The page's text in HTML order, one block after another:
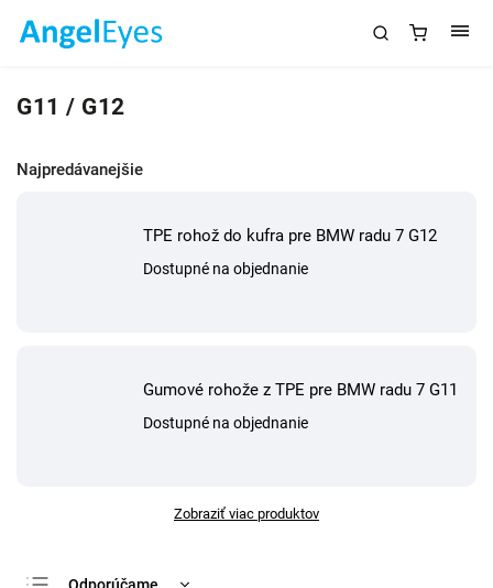
G11 / G12
Najpredávanejšie
TPE rohož do kufra pre BMW radu 7 G12
Dostupné na objednanie
Gumové rohože z TPE pre BMW radu 7 G11
Dostupné na objednanie
Zobraziť viac produktov